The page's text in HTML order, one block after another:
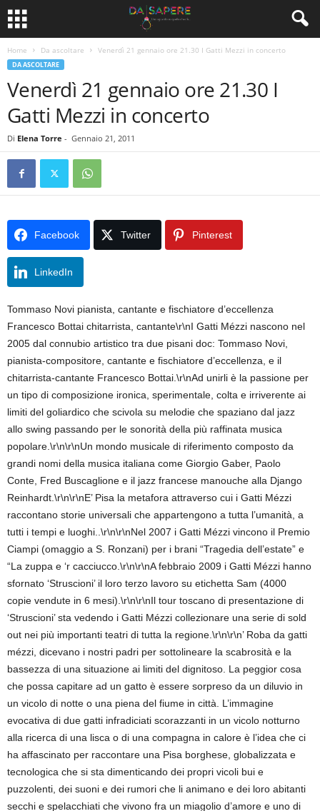
Home Da ascoltare Venerdì 21 gennaio ore 21.30 I Gatti Mezzi in concerto
DA ASCOLTARE
Venerdì 21 gennaio ore 21.30 I
Gatti Mezzi in concerto
Di Elena Torre - Gennaio 21, 2011
Facebook Twitter Pinterest
LinkedIn
Tommaso Novi pianista, cantante e fischiatore d’eccellenza
Francesco Bottai chitarrista, cantante\r\nI Gatti Mézzi nascono nel
2005 dal connubio artistico tra due pisani doc: Tommaso Novi,
pianista-compositore, cantante e fischiatore d’eccellenza, e il
chitarrista-cantante Francesco Bottai.\r\nAd unirli è la passione per
un tipo di composizione ironica, sperimentale, colta e irriverente ai
limiti del goliardico che scivola su melodie che spaziano dal jazz
allo swing passando per le sonorità della più raffinata musica
popolare.\r\n\r\nUn mondo musicale di riferimento composto da
grandi nomi della musica italiana come Giorgio Gaber, Paolo
Conte, Fred Buscaglione e il jazz francese manouche alla Django
Reinhardt.\r\n\r\nE’ Pisa la metafora attraverso cui i Gatti Mézzi
raccontano storie universali che appartengono a tutta l’umanità, a
tutti i tempi e luoghi..\r\n\r\nNel 2007 i Gatti Mézzi vincono il Premio
Ciampi (omaggio a S. Ronzani) per i brani “Tragedia dell’estate” e
“La zuppa e ‘r cacciucco.\r\n\r\nA febbraio 2009 i Gatti Mézzi hanno
sfornato ‘Struscioni’ il loro terzo lavoro su etichetta Sam (4000
copie vendute in 6 mesi).\r\n\r\nIl tour toscano di presentazione di
‘Struscioni’ sta vedendo i Gatti Mézzi collezionare una serie di sold
out nei più importanti teatri di tutta la regione.\r\n\r\n’ Roba da gatti
mézzi, dicevano i nostri padri per sottolineare la scabrosità e la
bassezza di una situazione ai limiti del dignitoso. La peggior cosa
che possa capitare ad un gatto è essere sorpreso da un diluvio in
un vicolo di notte o una piena del fiume in città. L’immagine
evocativa di due gatti infradiciati scorazzanti in un vicolo notturno
alla ricerca di una lisca o di una compagna in calore è l’idea che ci
ha affascinato per raccontare una Pisa borghese, globalizzata e
tecnologica che si sta dimenticando dei propri vicoli bui e
puzzolenti, dei suoni e dei rumori che li animano e dei loro abitanti
secchi e spelacchiati che vivono fra un miagolio d’amore e uno di